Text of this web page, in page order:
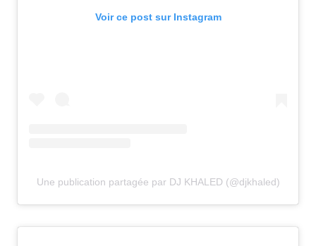
Voir ce post sur Instagram
Une publication partagée par DJ KHALED (@djkhaled)